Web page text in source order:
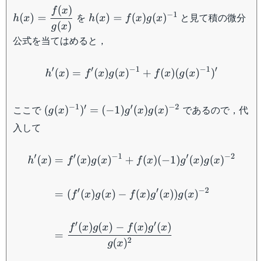
h(x)=\dfrac{f(x)}
{g(x)}
h(x) =
g(x)
f(x)
を h(x)=f(x)g(x)^{-1}
h(x) = f(x)g(x)−1 と見て積の微分
公式を当てはめると，
\begin{aligned}
h′(x) = f′(x)g(x)−1 + f(x)(g(x)−1)′
ここで (g(x)^{-1})'=
(g(x)−1)′ = (−1)g′(x)g(x)−2 であるので，代
入して
\begin{aligned}
h′(x) = f′(x)g(x)−1 + f(x)(−1)g′(x)g(x)−2
= ( f′(x)g(x) − f(x)g′(x))g(x)−2
=
g(x)2
f′(x)g(x) − f(x)g′(x)